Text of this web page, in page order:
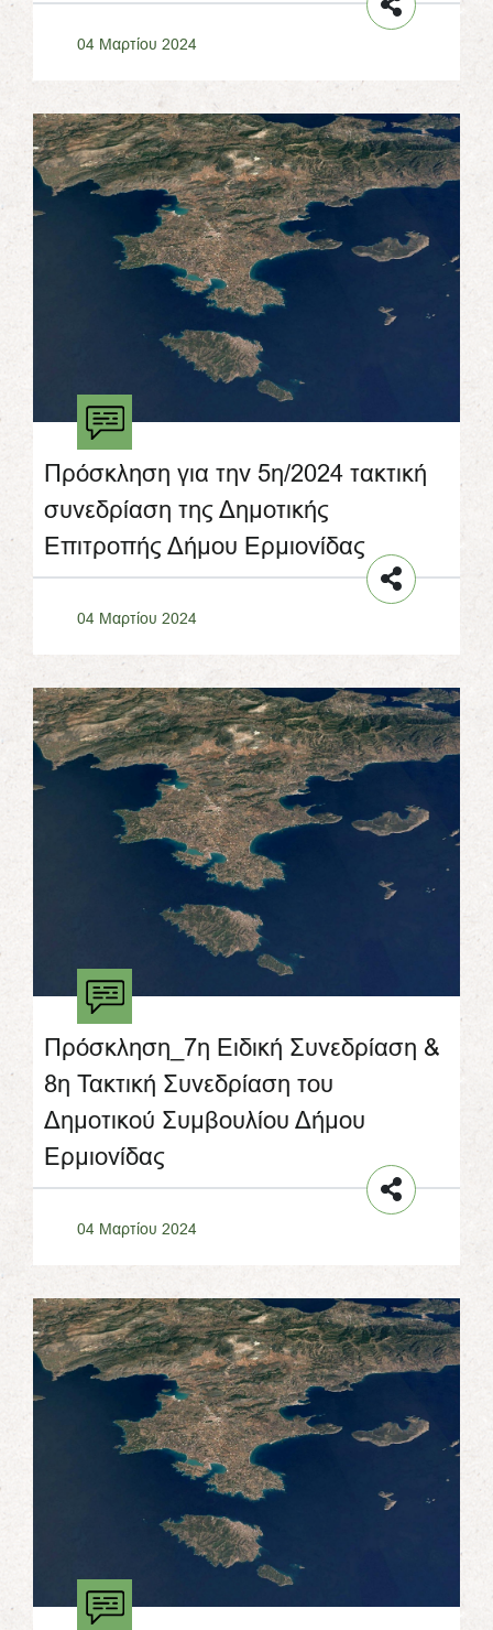
04 Μαρτίου 2024
Πρόσκληση για την 5η/2024 τακτική
συνεδρίαση της Δημοτικής
Επιτροπής Δήμου Ερμιονίδας
04 Μαρτίου 2024
Πρόσκληση_7η Ειδική Συνεδρίαση &
8η Τακτική Συνεδρίαση του
Δημοτικού Συμβουλίου Δήμου
Ερμιονίδας
04 Μαρτίου 2024